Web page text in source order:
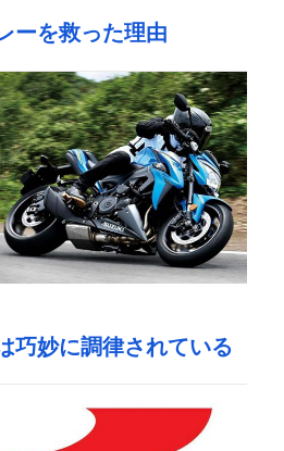
ーを救った理由
巧妙に調律されている